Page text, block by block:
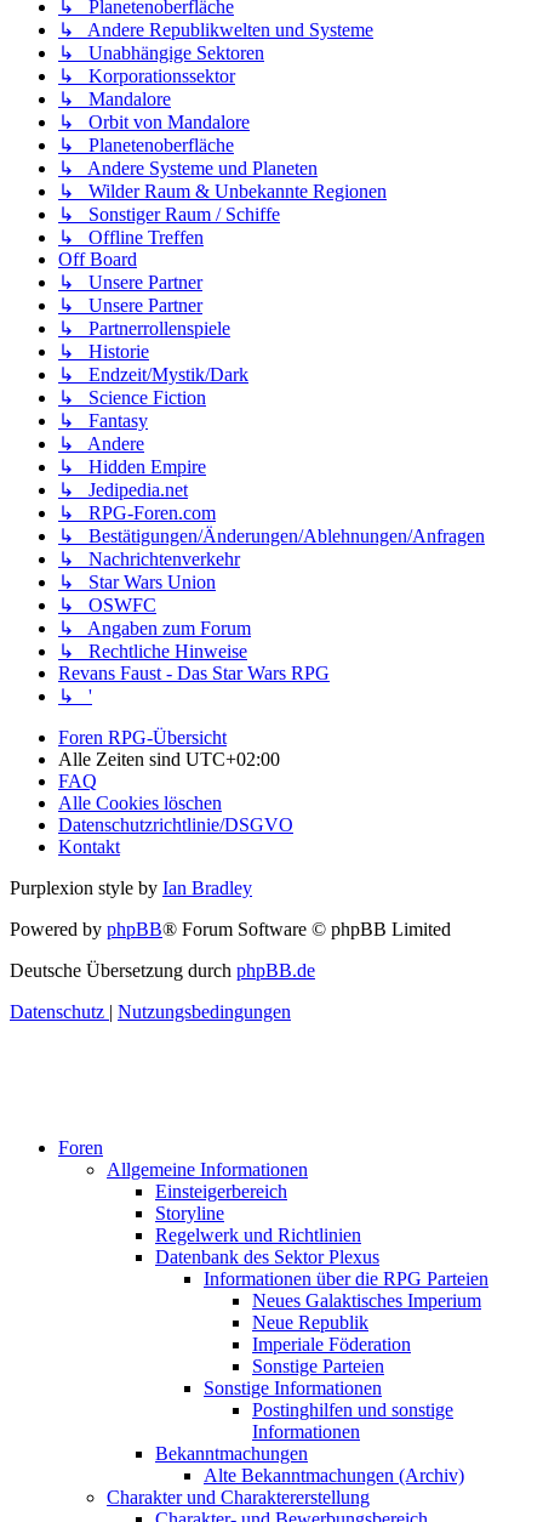
↳ Planetenoberfläche
↳ Andere Republikwelten und Systeme
↳ Unabhängige Sektoren
↳ Korporationssektor
↳ Mandalore
↳ Orbit von Mandalore
↳ Planetenoberfläche
↳ Andere Systeme und Planeten
↳ Wilder Raum & Unbekannte Regionen
↳ Sonstiger Raum / Schiffe
↳ Offline Treffen
Off Board
↳ Unsere Partner
↳ Unsere Partner
↳ Partnerrollenspiele
↳ Historie
↳ Endzeit/Mystik/Dark
↳ Science Fiction
↳ Fantasy
↳ Andere
↳ Hidden Empire
↳ Jedipedia.net
↳ RPG-Foren.com
↳ Bestätigungen/Änderungen/Ablehnungen/Anfragen
↳ Nachrichtenverkehr
↳ Star Wars Union
↳ OSWFC
↳ Angaben zum Forum
↳ Rechtliche Hinweise
Revans Faust - Das Star Wars RPG
↳ '
Foren RPG-Übersicht
Alle Zeiten sind UTC+02:00
FAQ
Alle Cookies löschen
Datenschutzrichtlinie/DSGVO
Kontakt
Purplexion style by Ian Bradley
Powered by phpBB® Forum Software © phpBB Limited
Deutsche Übersetzung durch phpBB.de
Datenschutz | Nutzungsbedingungen
Foren
Allgemeine Informationen
Einsteigerbereich
Storyline
Regelwerk und Richtlinien
Datenbank des Sektor Plexus
Informationen über die RPG Parteien
Neues Galaktisches Imperium
Neue Republik
Imperiale Föderation
Sonstige Parteien
Sonstige Informationen
Postinghilfen und sonstige
Informationen
Bekanntmachungen
Alte Bekanntmachungen (Archiv)
Charakter und Charaktererstellung